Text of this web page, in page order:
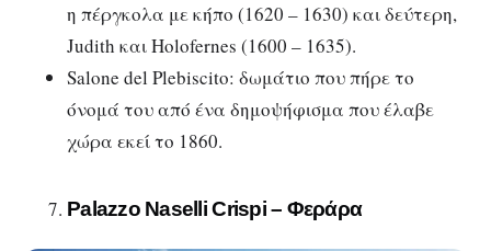
η πέργκολα με κήπο (1620 – 1630) και δεύτερη,
Judith και Holofernes (1600 – 1635).
Salone del Plebiscito: δωμάτιο που πήρε το
όνομά του από ένα δημοψήφισμα που έλαβε
χώρα εκεί το 1860.
Palazzo Naselli Crispi – Φεράρα